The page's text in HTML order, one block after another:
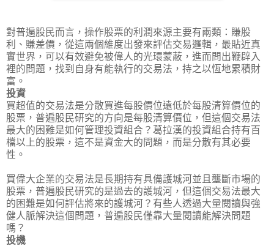
對普遍股民而言，操作股票的利潤來源主要有兩類：賺股
利、賺差價，從這兩個維度出發來評估交易邏輯，最貼近真
實世界，可以有效避免被偉人的光環蒙蔽，進而問出鞭辟入
裡的問題，找到自身有能執行的交易法，持之以恆地累積財
富。
投資
買超值的交易法是分散買進每股價位遠低於每股清算價位的
股票，普遍股民研究的方向是每股清算價位，但這個交易法
最大的困難是如何管理投資組合？葛拉漢的投資組合持有百
檔以上的股票，這不是資金大的問題，而是分散有其必要
性。
買偉大企業的交易法是長期持有具備護城河並且壟斷市場的
股票，普遍股民研究的是過去的護城河，但這個交易法最大
的困難是如何評估將來的護城河？有些人透過大量閱讀與強
健人脈解決這個問題，普遍股民僅靠大量閱讀能解決問題
嗎？
投機